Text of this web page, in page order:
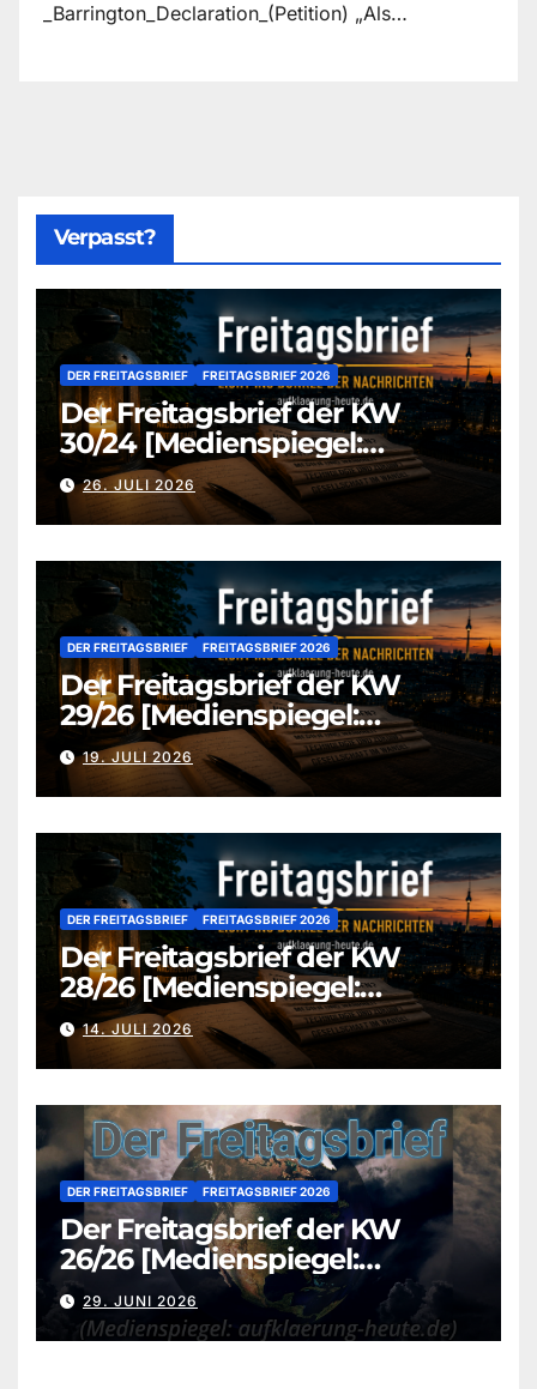
_Barrington_Declaration_(Petition) „Als…
Verpasst?
DER FREITAGSBRIEF FREITAGSBRIEF 2026
Der Freitagsbrief der KW
30/24 [Medienspiegel:
aufklaerung-heute-de]
26. JULI 2026
DER FREITAGSBRIEF FREITAGSBRIEF 2026
Der Freitagsbrief der KW
29/26 [Medienspiegel:
aufklaerung-heute.de]
19. JULI 2026
DER FREITAGSBRIEF FREITAGSBRIEF 2026
Der Freitagsbrief der KW
28/26 [Medienspiegel:
aufklaerung-heute.de]
14. JULI 2026
DER FREITAGSBRIEF FREITAGSBRIEF 2026
Der Freitagsbrief der KW
26/26 [Medienspiegel:
aufklaerung-heute.de]
29. JUNI 2026